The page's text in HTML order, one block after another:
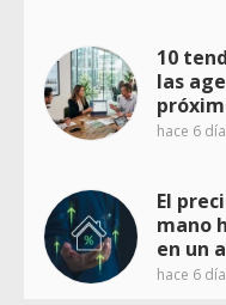
10
las
hace 6
El
mano
en un
hace 6